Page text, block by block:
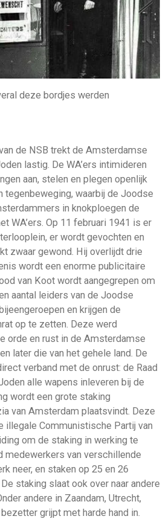
deze bordjes werden
de NSB trekt de Amsterdamse
lastig. De WA’ers intimideren
aan, stelen en plegen openlijk
tegenbeweging, waarbij de Joodse
in knokploegen de
WA’ers. Op 11 februari 1941 is er
er wordt gevochten en
zwaar gewond. Hij overlijdt drie
wordt een enorme publicitaire
van Koot wordt aangegrepen om
aantal leiders van de Joodse
en krijgen de
op te zetten. Deze werd
orde en rust in de Amsterdamse
later die van het gehele land. De
verband met de onrust: de Raad
alle wapens inleveren bij de
wordt een grote staking
van Amsterdam plaatsvindt. Deze
illegale Communistische Partij van
om de staking in werking te
medewerkers van verschillende
neer, en staken op 25 en 26
staking slaat ook over naar andere
andere in Zaandam, Utrecht,
grijpt met harde hand in.